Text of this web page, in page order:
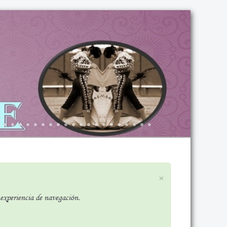
×
de navegación.